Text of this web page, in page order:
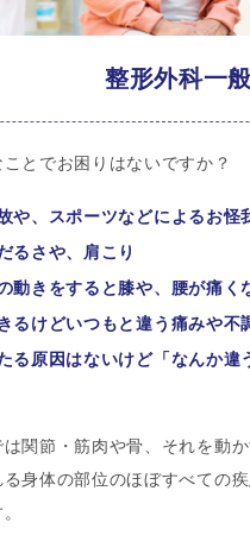
整形外科一般
とでお困りはないですか？
や、スポーツなどによるお怪
るさや、肩こり
動きをすると膝や、腰が痛く
るけどいつもと違う痛みや不
る原因はないけど「なんか
関節・筋肉や骨、それを動
身体の部位のほぼすべての